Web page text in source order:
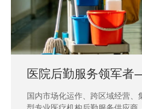
中国兵器工业集团
国家“一五”期间156个重点项目